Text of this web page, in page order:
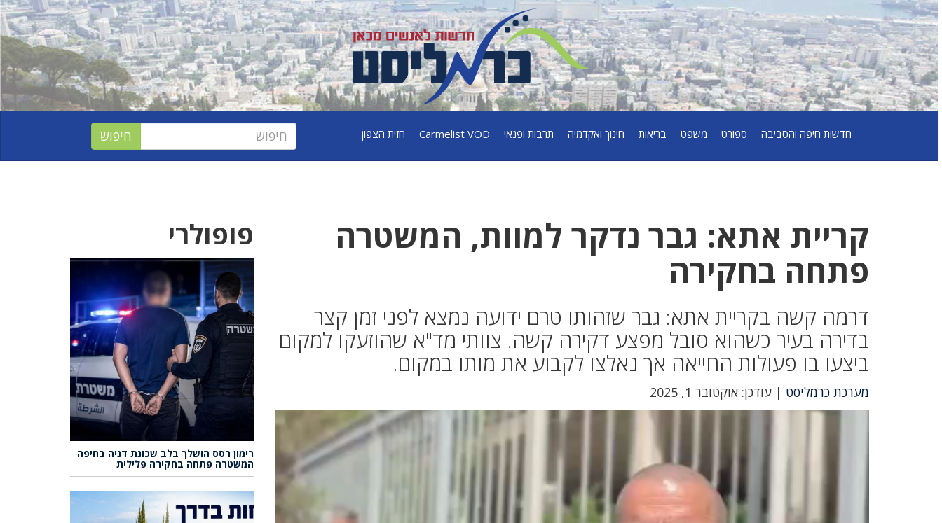
חדשות חיפה והסביבה ספורט משפט בריאות חינוך ואקדמיה תרבות ופנאי Carmelist VOD חזית הצפון
קריית אתא: גבר נדקר למוות, המשטרה
פתחה בחקירה
דרמה קשה בקריית אתא: גבר שזהותו טרם ידועה נמצא לפני זמן קצר
בדירה בעיר כשהוא סובל מפצע דקירה קשה. צוותי מד"א שהוזעקו למקום
ביצעו בו פעולות החייאה אך נאלצו לקבוע את מותו במקום.
מערכת כרמליסט | עודכן: אוקטובר 1, 2025
פופולרי
רימון רסס הושלך בלב שכונת דניה בחיפה
המשטרה פתחה בחקירה פלילית